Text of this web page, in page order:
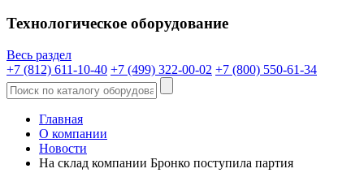
Технологическое оборудование
Весь раздел
+7 (812) 611-10-40 +7 (499) 322-00-02 +7 (800) 550-61-34
Главная
О компании
Новости
На склад компании Бронко поступила партия